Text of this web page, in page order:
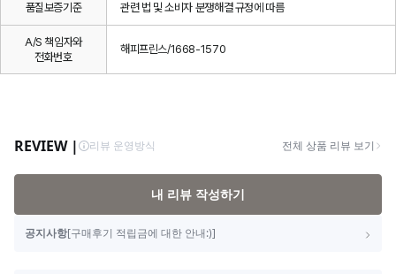
품질보증기준 관련 법 및 소비자 분쟁해결 규정에 따름
A/S 책임자와
전화번호
해피프린스/1668-1570